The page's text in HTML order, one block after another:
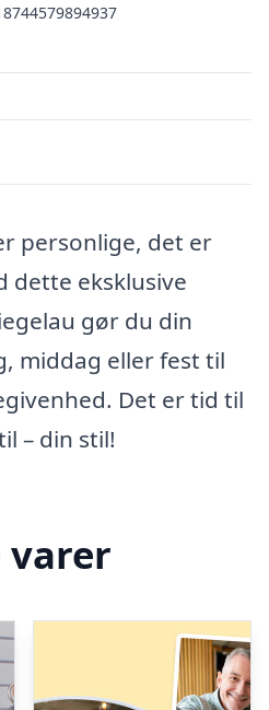
personlige, det er
dette eksklusive
gør du din
middag eller fest til
Det er tid til
– din stil!
varer